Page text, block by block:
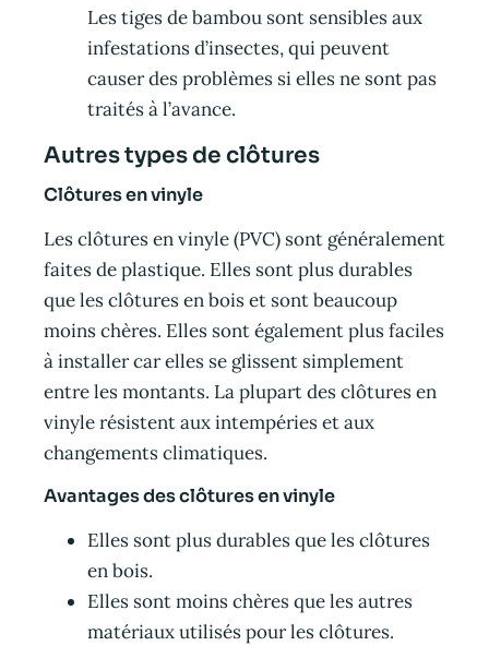
Les tiges de bambou sont sensibles aux
infestations d’insectes, qui peuvent
causer des problèmes si elles ne sont pas
traités à l’avance.
Autres types de clôtures
Clôtures en vinyle
Les clôtures en vinyle (PVC) sont généralement
faites de plastique. Elles sont plus durables
que les clôtures en bois et sont beaucoup
moins chères. Elles sont également plus faciles
à installer car elles se glissent simplement
entre les montants. La plupart des clôtures en
vinyle résistent aux intempéries et aux
changements climatiques.
Avantages des clôtures en vinyle
Elles sont plus durables que les clôtures
en bois.
Elles sont moins chères que les autres
matériaux utilisés pour les clôtures.